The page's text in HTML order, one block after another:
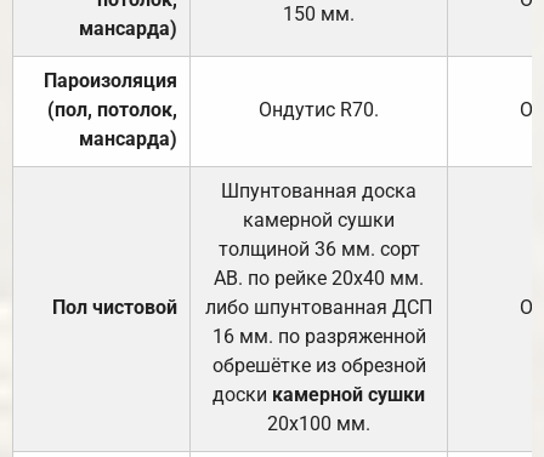
мансарда)
150 мм.
Пароизоляция
(пол, потолок,
мансарда)
Ондутис R70.
Пол чистовой
Шпунтованная доска
камерной сушки
толщиной 36 мм. сорт
АВ. по рейке 20х40 мм.
либо шпунтованная ДСП
16 мм. по разряженной
обрешётке из обрезной
доски камерной сушки
20х100 мм.